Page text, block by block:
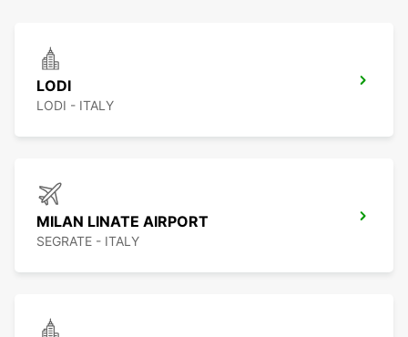
LODI
LODI - ITALY
MILAN LINATE AIRPORT
SEGRATE - ITALY